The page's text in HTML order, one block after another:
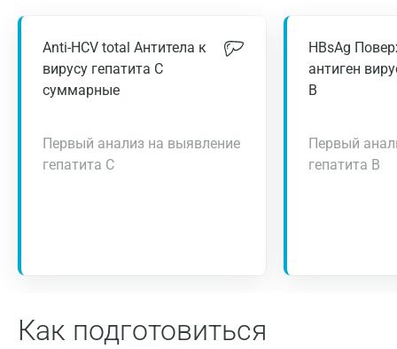
Anti-HCV total Антитела к
вирусу гепатита С
суммарные
Первый анализ на выявление
гепатита С
HBsAg
антиген
В
Первый
гепатита В
Как подготовиться